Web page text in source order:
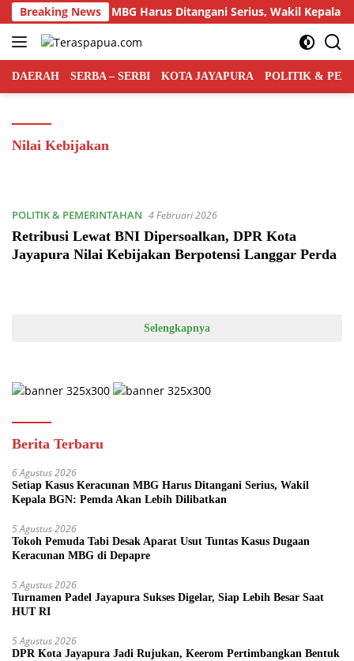
Langsung
ke
konten
Breaking News
Keracunan MBG Harus Ditangani Serius, Wakil Kepala
DAERAH SERBA – SERBI KOTA JAYAPURA POLITIK &
Nilai Kebijakan
POLITIK & PEMERINTAHAN 4 Februari 2026
Retribusi Lewat BNI Dipersoalkan, DPR Kota
Jayapura Nilai Kebijakan Berpotensi Langgar Perda
Selengkapnya
Berita Terbaru
6 Agustus 2026
Setiap Kasus Keracunan MBG Harus Ditangani Serius, Wakil
Kepala BGN: Pemda Akan Lebih Dilibatkan
5 Agustus 2026
Tokoh Pemuda Tabi Desak Aparat Usut Tuntas Kasus Dugaan
Keracunan MBG di Depapre
5 Agustus 2026
Turnamen Padel Jayapura Sukses Digelar, Siap Lebih Besar Saat
HUT RI
5 Agustus 2026
DPR Kota Jayapura Jadi Rujukan, Keerom Pertimbangkan Bentuk